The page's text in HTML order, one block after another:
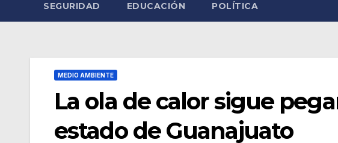
SEGURIDAD EDUCACIÓN POLÍTICA
MEDIO AMBIENTE
La ola de calor sigue
estado de Guanajuato